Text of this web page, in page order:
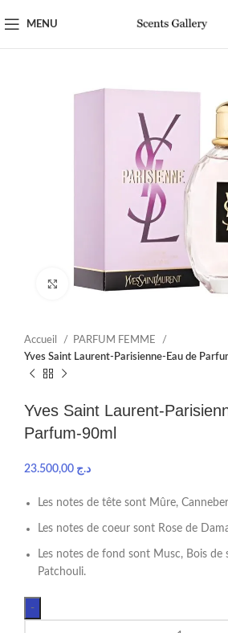
MENU
Click to enlarge
Accueil
PARFUM FEMME
Yves Saint Laurent-Parisienne-Eau de
Yves Saint Laurent-
Parfum-90ml
د.ج
Les notes de tête sont Mûre,
Les notes de coeur sont Rose de
Les notes de fond sont Musc, Bois de
Patchouli.